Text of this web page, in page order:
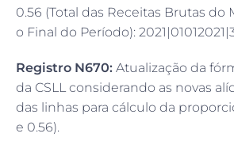
0.56 (Total das Receitas Brutas do
o Final do Período):
Registro N670: Atualização da
da CSLL considerando as novas
das linhas para cálculo da
e 0.56).